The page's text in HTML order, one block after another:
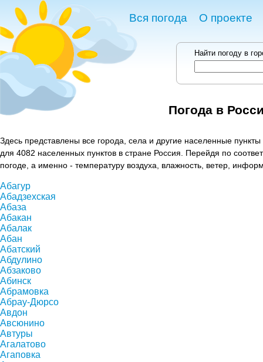
Вся погода О проекте
Найти погоду в
Погода в
Здесь представлены все города, села и другие населенные
для 4082 населенных пунктов в стране Россия. Перейдя по
погоде, а именно - температуру воздуха, влажность, ветер,
Абагур
Абадзехская
Абаза
Абакан
Абалак
Абан
Абатский
Абдулино
Абзаково
Абинск
Абрамовка
Абрау-Дюрсо
Авдон
Авсюнино
Автуры
Агалатово
Агаповка